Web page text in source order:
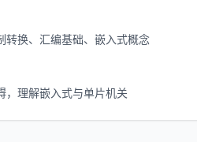
转换、汇编基础、嵌入式概念
，理解嵌入式与单片机关